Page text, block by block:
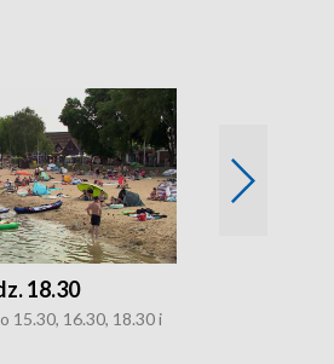
18.30
15.30, 16.30, 18.30 i